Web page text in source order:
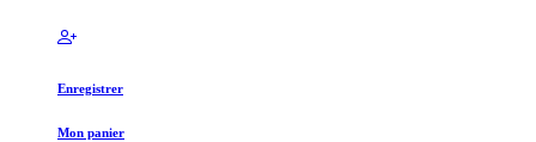
Enregistrer
Mon panier